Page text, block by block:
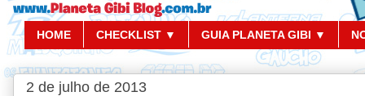
HOME CHECKLIST ▼ GUIA PLANETA GIBI ▼
2 de julho de 2013